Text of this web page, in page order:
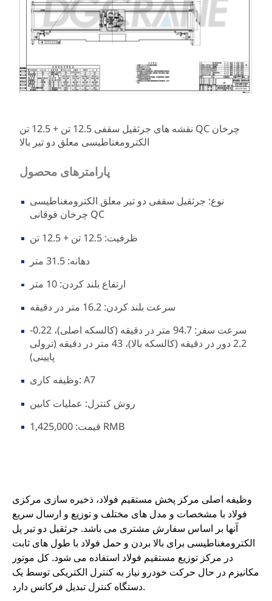
نقشه های جرثقیل سقفی 12.5 تن + 12.5 تن QC چرخان
الکترومغناطیسی معلق دو تیر بالا
پارامترهای محصول
نوع: جرثقیل سقفی دو تیر معلق الکترومغناطیسی
چرخان فوقانی QC
ظرفیت: 12.5 تن + 12.5 تن
دهانه: 31.5 متر
ارتفاع بلند کردن: 10 متر
سرعت بلند کردن: 16.2 متر در دقیقه
سرعت سفر: 94.7 متر در دقیقه (کالسکه اصلی)، 0.22-
2.2 دور در دقیقه (کالسکه بالا)، 43 متر در دقیقه (ترولی
پایینی)
وظیفه کاری: A7
روش کنترل: عملیات کابین
قیمت: 1,425,000 RMB
وظیفه اصلی مرکز پخش مستقیم فولاد، ذخیره سازی مرکزی
فولاد با مشخصات و مدل های مختلف و توزیع و ارسال سریع
آنها بر اساس سفارش مشتری می باشد. جرثقیل دو تیر پل
الکترومغناطیسی برای بالا بردن و حمل فولاد با طول های ثابت
در مرکز توزیع مستقیم فولاد استفاده می شود. کل موتور
مکانیزم در حال حرکت خودرو نیاز به کنترل الکتریکی توسط یک
دستگاه کنترل تبدیل فرکانس دارد.